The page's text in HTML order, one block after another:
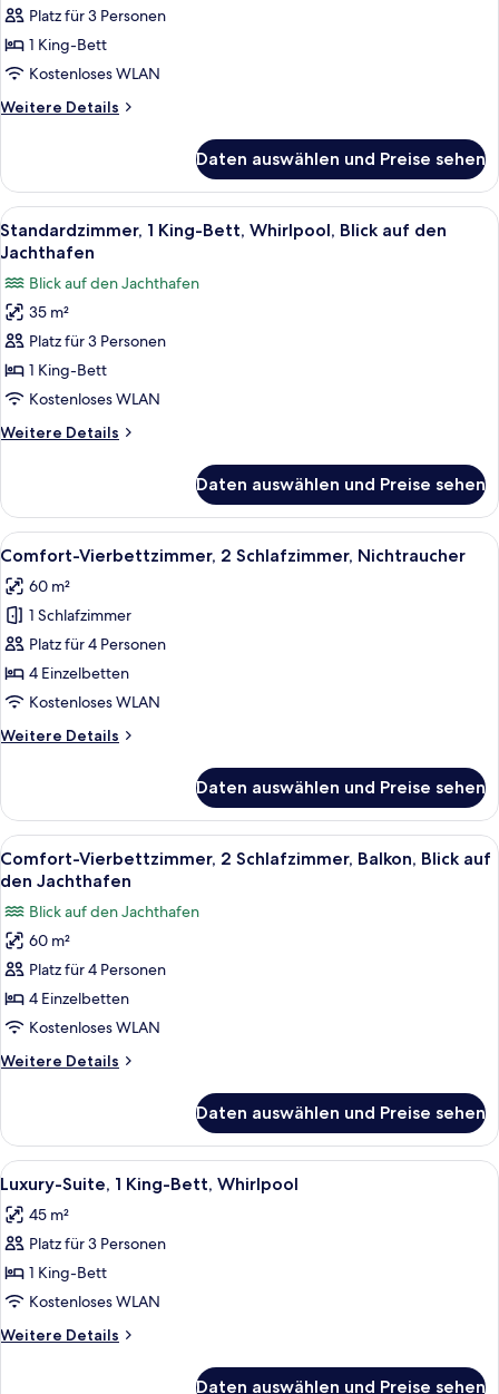
Standardzimmer,
Whirlpool
anzeigen
Platz für 3 Personen
1 King-Bett
Kostenloses WLAN
Weitere Details
Weitere
Whirlpool
Daten auswählen und Preise sehen
Alle
Fotos
Standardzimmer,
1 King-
Bett,
Whirlpool,
Blick
auf
den
anzeigen
Ein modernes Hotelzimmer mit
6
Standardzimmer, 1 King-Bett, Whirlpool, Blick auf den
Jachthafen
Blick auf den Jachthafen
35 m²
Platz für 3 Personen
1 King-Bett
Kostenloses WLAN
Weitere Details
Weitere
1 King-
Bett,
Whirlpool,
auf
den
Daten auswählen und Preise sehen
Alle
Fotos
für
Comfort-
Vierbettzimmer,
2 Schlafzimmer,
Nichtraucher
Ein Zimmer mit zwei Betten, weißen
7
Comfort-Vierbettzimmer, 2 Schlafzimmer, Nichtraucher
60 m²
1 Schlafzimmer
Platz für 4 Personen
4 Einzelbetten
Kostenloses WLAN
Weitere Details
Weitere
Vierbettzimmer,
2 Schlafzimmer,
Nichtraucher
Daten auswählen und Preise sehen
Alle
Fotos
Comfort-
Vierbettzimmer,
2 Schlafzimmer,
Balkon,
Blick
auf
den
anzeigen
Ein Zimmer mit zwei Betten, weißen
8
Comfort-Vierbettzimmer, 2 Schlafzimmer, Balkon, Blick auf
den Jachthafen
Blick auf den Jachthafen
60 m²
Platz für 4 Personen
4 Einzelbetten
Kostenloses WLAN
Weitere Details
Weitere
Vierbettzimmer,
2 Schlafzimmer,
Balkon,
auf
den
Daten auswählen und Preise sehen
Alle
Fotos
für
Luxury-
Suite,
1 King-
Bett,
Whirlpool
Ein modernes Hotelzimmer mit
4
Luxury-Suite, 1 King-Bett, Whirlpool
45 m²
Platz für 3 Personen
1 King-Bett
Kostenloses WLAN
Weitere Details
Weitere
Daten auswählen und Preise sehen